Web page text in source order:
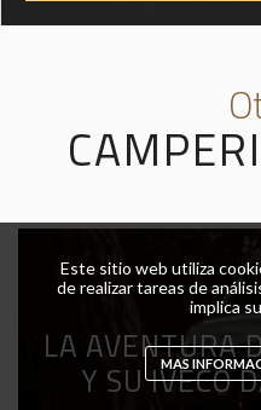
LA AVENTURA
Y SU IVECO
Este sitio web utiliza
de realizar tareas de
implica
MAS